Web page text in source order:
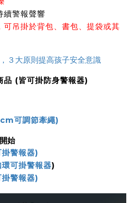
續警報聲響
可吊掛於背包、書包、提袋或其
３大原則提高孩子安全意識
品 (皆可掛防身警報器)
可調節牽繩)
始
警報器)
環可掛警報器)
警報器)